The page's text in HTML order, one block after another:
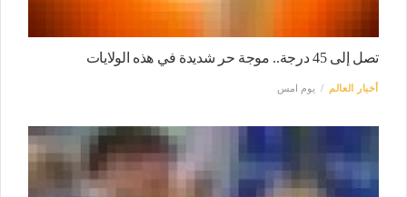
تصل إلى 45 درجة.. موجة حر شديدة في هذه الولايات
أخبار العالم يوم امس